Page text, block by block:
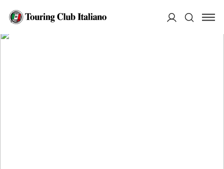
HOME
GALERIA DE ARTĂ ŢĂRĂNEASCĂ